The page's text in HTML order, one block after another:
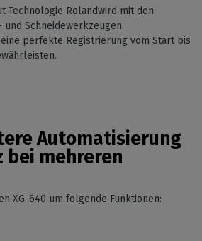
Technologie Rolandwird mit den
Schneidewerkzeugen
perfekte Registrierung vom Start bis
Automatisierung
bei mehreren
XG-640 um folgende Funktionen: